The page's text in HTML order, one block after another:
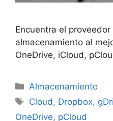
Encuentra el
almacenamiento al
OneDrive, iCloud,
Categorías
Almacenamiento
Etiquetas
Cloud , Dropbox,
OneDrive, pCloud